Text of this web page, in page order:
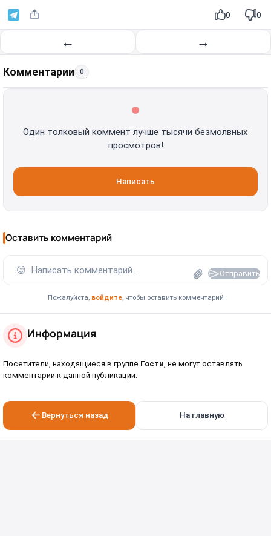
0 0
← →
Комментарии 0
Один толковый коммент лучше тысячи безмолвных
просмотров!
Написать
Оставить комментарий
😊 Написать комментарий... Отправить
Пожалуйста, войдите, чтобы оставить комментарий
Информация
Посетители, находящиеся в группе Гости , не могут оставлять
комментарии к данной публикации.
Вернуться назад На главную